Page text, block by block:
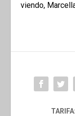
viendo,
TARIFA: